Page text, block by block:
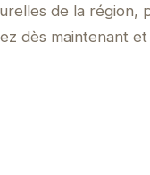
de la région,
dès maintenant